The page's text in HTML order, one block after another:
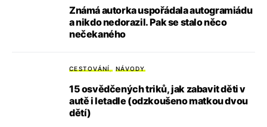
Známá autorka uspořádala autogramiádu
a nikdo nedorazil. Pak se stalo něco
nečekaného
CESTOVÁNÍ NÁVODY
15 osvědčených triků, jak zabavit děti v
autě i letadle (odzkoušeno matkou dvou
dětí)